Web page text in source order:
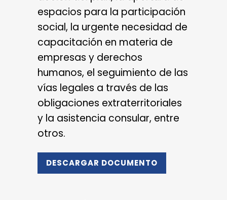
espacios para la participación
social, la urgente necesidad de
capacitación en materia de
empresas y derechos
humanos, el seguimiento de las
vías legales a través de las
obligaciones extraterritoriales
y la asistencia consular, entre
otros.
DESCARGAR DOCUMENTO